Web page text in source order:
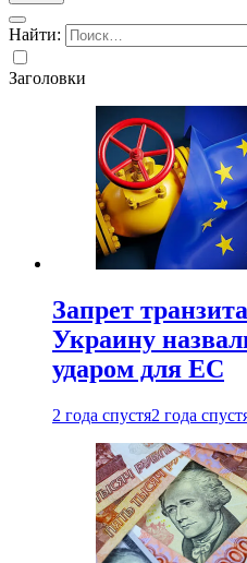
Найти:
Заголовки
Запрет
Украину
ударом для ЕС
2 года спустя2 года